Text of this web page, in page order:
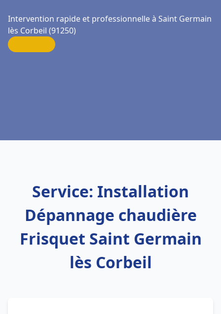
Intervention rapide et professionnelle à Saint Germain
lès Corbeil (91250)
Service: Installation
Dépannage chaudière
Frisquet Saint Germain
lès Corbeil